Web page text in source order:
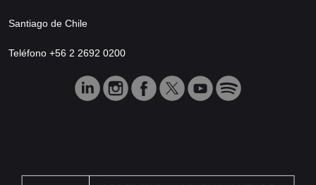
Santiago de Chile
Teléfono +56 2 2692 0200